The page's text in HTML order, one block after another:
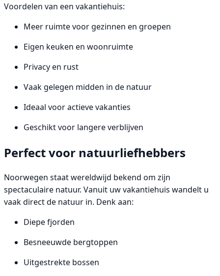
Voordelen van een vakantiehuis:
Meer ruimte voor gezinnen en groepen
Eigen keuken en woonruimte
Privacy en rust
Vaak gelegen midden in de natuur
Ideaal voor actieve vakanties
Geschikt voor langere verblijven
Perfect voor natuurliefhebbers
Noorwegen staat wereldwijd bekend om zijn
spectaculaire natuur. Vanuit uw vakantiehuis wandelt u
vaak direct de natuur in. Denk aan:
Diepe fjorden
Besneeuwde bergtoppen
Uitgestrekte bossen